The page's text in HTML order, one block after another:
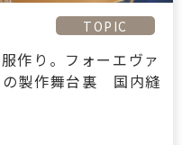
TOPIC
作り。フォーエヴァ
の製作舞台裏 国内縫